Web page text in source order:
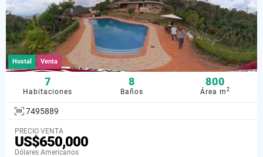
Hostal Venta
7
Habitaciones
8
Baños
800
Área m2
7495889
PRECIO VENTA
US$650,000
Dólares Americanos